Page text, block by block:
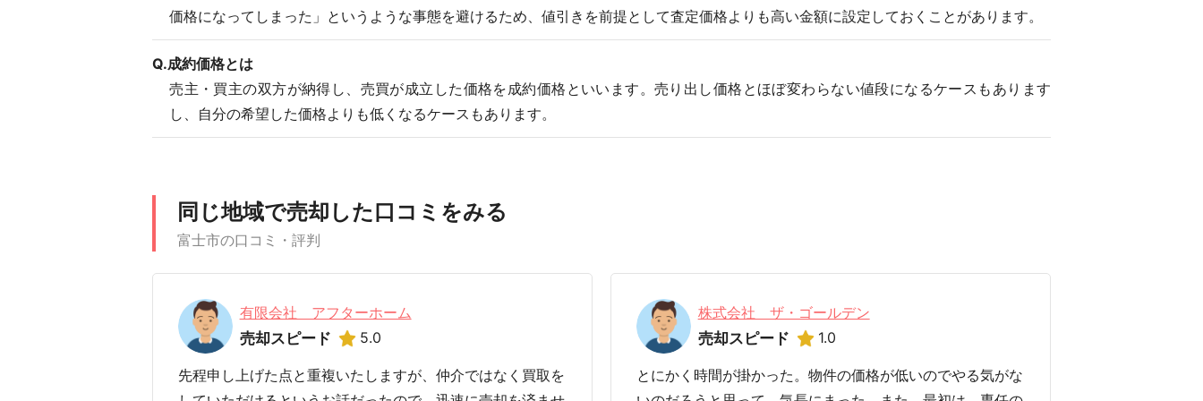
価格になってしまった」というような事態を避けるため、値引きを前提として査定価格よりも高い金額に設定しておくことがあります。
Q.成約価格とは
売主・買主の双方が納得し、売買が成立した価格を成約価格といいます。売り出し価格とほぼ変わらない値段になるケースもあります
し、自分の希望した価格よりも低くなるケースもあります。
同じ地域で売却した口コミをみる
富士市の口コミ・評判
有限会社 アフターホーム
売却スピード
5.0
先程申し上げた点と重複いたしますが、仲介ではなく買取を
株式会社 ザ・ゴールデン
売却スピード
1.0
とにかく時間が掛かった。物件の価格が低いのでやる気がな